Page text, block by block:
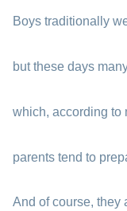
Boys traditionally
but these days
which, according to
parents tend to
And of course, they